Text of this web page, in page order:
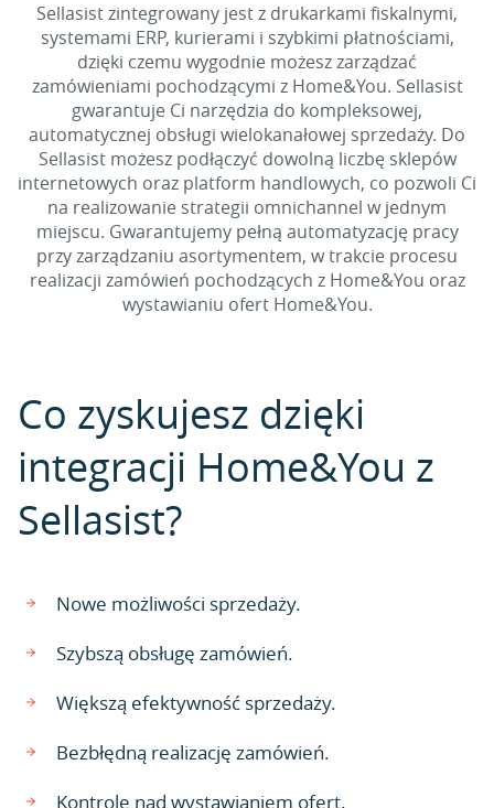
Sellasist zintegrowany jest z drukarkami fiskalnymi,
systemami ERP, kurierami i szybkimi płatnościami,
dzięki czemu wygodnie możesz zarządzać
zamówieniami pochodzącymi z Home&You. Sellasist
gwarantuje Ci narzędzia do kompleksowej,
automatycznej obsługi wielokanałowej sprzedaży. Do
Sellasist możesz podłączyć dowolną liczbę sklepów
internetowych oraz platform handlowych, co pozwoli Ci
na realizowanie strategii omnichannel w jednym
miejscu. Gwarantujemy pełną automatyzację pracy
przy zarządzaniu asortymentem, w trakcie procesu
realizacji zamówień pochodzących z Home&You oraz
wystawianiu ofert Home&You.
Co zyskujesz dzięki
integracji Home&You z
Sellasist?
Nowe możliwości sprzedaży.
Szybszą obsługę zamówień.
Większą efektywność sprzedaży.
Bezbłędną realizację zamówień.
Kontrolę nad wystawianiem ofert.